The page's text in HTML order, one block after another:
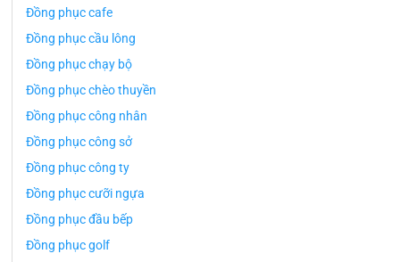
Đồng phục cafe
Đồng phục cầu lông
Đồng phục chạy bộ
Đồng phục chèo thuyền
Đồng phục công nhân
Đồng phục công sở
Đồng phục công ty
Đồng phục cưỡi ngựa
Đồng phục đầu bếp
Đồng phục golf